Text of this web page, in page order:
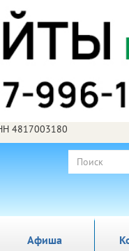
4817003180
Афиша